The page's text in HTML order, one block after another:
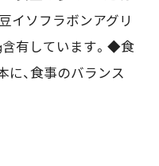
イソフラボンアグリ
含有しています。◆食
に、食事のバランス